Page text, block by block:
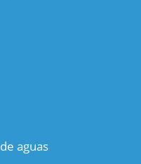
aguas